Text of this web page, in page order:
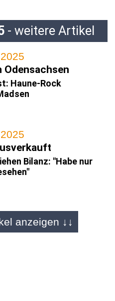
- weitere Artikel
Odensachsen
Haune-Rock
Bilanz: "Habe nur
Jirsch
anzeigen ↓↓